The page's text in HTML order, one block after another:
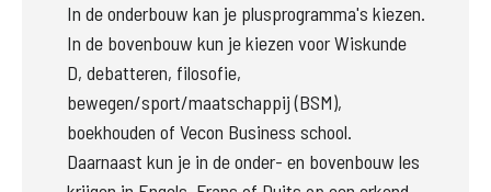
In de onderbouw kan je plusprogramma's kiezen.
In de bovenbouw kun je kiezen voor Wiskunde
D, debatteren, filosofie,
bewegen/sport/maatschappij (BSM),
boekhouden of Vecon Business school.
Daarnaast kun je in de onder- en bovenbouw les